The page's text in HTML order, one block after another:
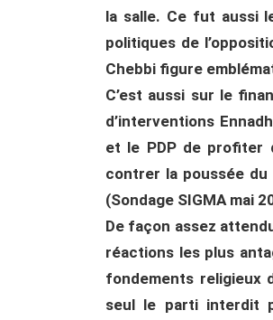
la salle. Ce fut aussi
politiques de
Chebbi figure
C’est aussi sur le
d’interventions
et le PDP de profiter
contrer la poussée
(Sondage SIGMA mai
De façon assez
réactions les plus
fondements religieux
seul le parti interdit